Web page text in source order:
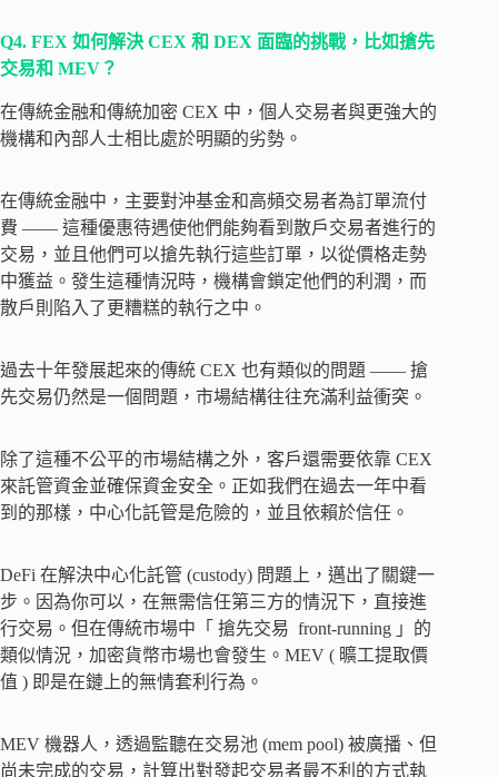
Q4. FEX 如何解決 CEX 和 DEX 面臨的挑戰，比如搶先
交易和 MEV？
在傳統金融和傳統加密 CEX 中，個人交易者與更強大的
機構和內部人士相比處於明顯的劣勢。
在傳統金融中，主要對沖基金和高頻交易者為訂單流付
費 —— 這種優惠待遇使他們能夠看到散戶交易者進行的
交易，並且他們可以搶先執行這些訂單，以從價格走勢
中獲益。發生這種情況時，機構會鎖定他們的利潤，而
散戶則陷入了更糟糕的執行之中。
過去十年發展起來的傳統 CEX 也有類似的問題 —— 搶
先交易仍然是一個問題，市場結構往往充滿利益衝突。
除了這種不公平的市場結構之外，客戶還需要依靠 CEX
來託管資金並確保資金安全。正如我們在過去一年中看
到的那樣，中心化託管是危險的，並且依賴於信任。
DeFi 在解決中心化託管 (custody) 問題上，邁出了關鍵一
步。因為你可以，在無需信任第三方的情況下，直接進
行交易。但在傳統市場中「 搶先交易 front-running 」的
類似情況，加密貨幣市場也會發生。MEV ( 曠工提取價
值 ) 即是在鏈上的無情套利行為。
MEV 機器人，透過監聽在交易池 (mem pool) 被廣播、但
尚未完成的交易，計算出對發起交易者最不利的方式執